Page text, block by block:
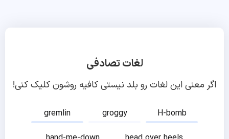
لغات تصادفی
اگر معنی این لغات رو بلد نیستی کافیه روشون کلیک کنی!
gremlin groggy
H-bomb